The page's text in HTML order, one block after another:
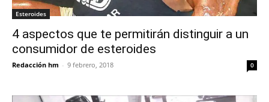
Esteroides
4 aspectos que te permitirán distinguir a un
consumidor de esteroides
Redacción hm - 9 febrero, 2018 0